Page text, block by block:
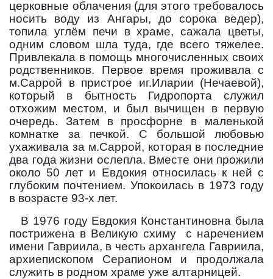
церковные облачения (для этого требовалось
носить воду из Ангары, до сорока ведер),
топила углём печи в храме, сажала цветы,
одним словом шла туда, где всего тяжелее.
Привлекала в помощь многочисленных своих
родственников. Первое время проживала с
м.Саррой в пристрое иг.Иларии (Нечаевой),
который в бытность Гидропорта служил
отхожим местом, и был вычищен в первую
очередь. Затем в просфорне в маленькой
комнатке за печкой. С большой любовью
ухаживала за м.Саррой, которая в последние
два года жизни ослепла. Вместе они прожили
около 50 лет и Евдокия относилась к ней с
глубоким почтением. Упокоилась в 1973 году
в возрасте 93-х лет.
В 1976 году Евдокия Константиновна была
пострижена в Великую схиму
с наречением
имени Гавриила, в честь архангела Гавриила,
архиепископом Серапионом и продолжала
служить в родном храме уже алтарницей.